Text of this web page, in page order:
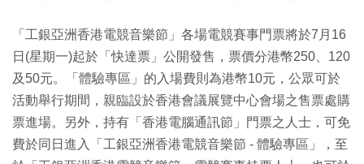
「工銀亞洲香港電競音樂節」各場電競賽事門票將於7月16
日(星期一)起於「快達票」公開發售，票價分港幣250、120
及50元。「體驗專區」的入場費則為港幣10元，公眾可於
活動舉行期間，親臨設於香港會議展覽中心會場之售票處購
票進場。另外，持有「香港電腦通訊節」門票之人士，可免
費於同日進入「工銀亞洲香港電競音樂節 - 體驗專區」，至